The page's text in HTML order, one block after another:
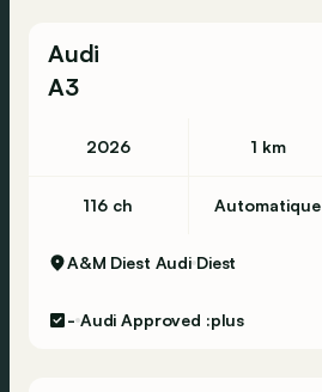
Audi
A3
2026 1 km
116 ch Automatique
A&M Diest Audi Diest
- Audi Approved :plus